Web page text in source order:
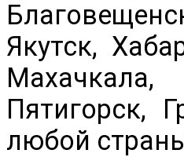
Якутск,
Пятигорск,
любой